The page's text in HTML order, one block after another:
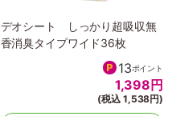
デオシート しっかり超吸収無
香消臭タイプワイド36枚
13ポイント
1,398 円
(税込 1,538円)